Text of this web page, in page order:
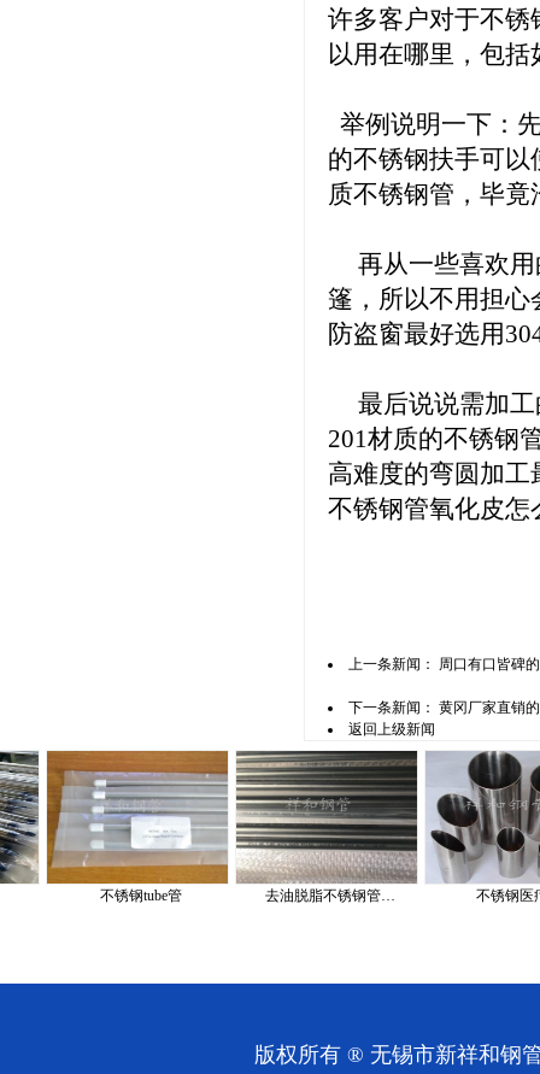
许多客户对于不锈
以用在哪里，包
举例说明一下：
的不锈钢扶手可以
质不锈钢管，毕
再从一些喜欢用
篷，所以不用担心
防盗窗最好选用
最后说说需加工
201材质的不锈钢
高难度的弯圆加
不锈钢管氧化皮怎
上一条新闻： 周口有口皆碑
下一条新闻： 黄冈厂家直销
返回上级新闻
不锈钢tube管 去油脱脂不锈钢管… 不锈钢医疗管
版权所有 ® 无锡市新祥和